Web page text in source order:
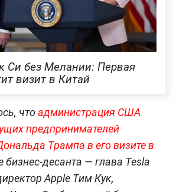
Си без Мелании: Первая
визит в Китай
чтоадминистрация США
предпринимателей
Трампа в его визите в
бизнес-десанта — глава Tesla
Apple Тим Кук,